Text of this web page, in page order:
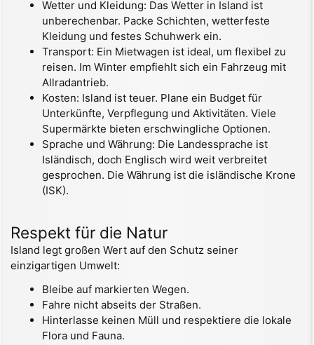
Wetter und Kleidung: Das Wetter in Island ist
unberechenbar. Packe Schichten, wetterfeste
Kleidung und festes Schuhwerk ein.
Transport: Ein Mietwagen ist ideal, um flexibel zu
reisen. Im Winter empfiehlt sich ein Fahrzeug mit
Allradantrieb.
Kosten: Island ist teuer. Plane ein Budget für
Unterkünfte, Verpflegung und Aktivitäten. Viele
Supermärkte bieten erschwingliche Optionen.
Sprache und Währung: Die Landessprache ist
Isländisch, doch Englisch wird weit verbreitet
gesprochen. Die Währung ist die isländische Krone
(ISK).
Respekt für die Natur
Island legt großen Wert auf den Schutz seiner
einzigartigen Umwelt:
Bleibe auf markierten Wegen.
Fahre nicht abseits der Straßen.
Hinterlasse keinen Müll und respektiere die lokale
Flora und Fauna.